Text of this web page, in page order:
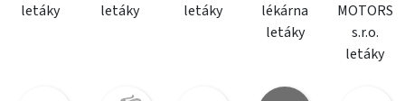
letáky
letáky
letáky
lékárna
letáky
MOTORS
s.r.o.
letáky